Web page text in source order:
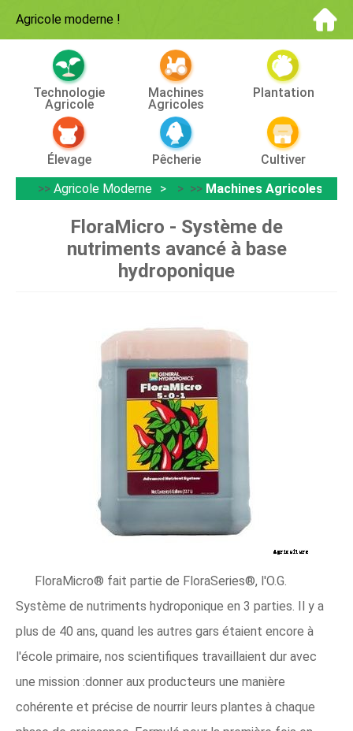
Agricole moderne !
Technologie
Agricole
Machines
Agricoles
Plantation
Élevage Pêcherie
Cultiver
>> Agricole Moderne > >> Machines Agricoles
FloraMicro - Système de
nutriments avancé à base
hydroponique
FloraMicro® fait partie de FloraSeries®, l'O.G.
Système de nutriments hydroponique en 3 parties. Il y a
plus de 40 ans, quand les autres gars étaient encore à
l'école primaire, nos scientifiques travaillaient dur avec
une mission :donner aux producteurs une manière
cohérente et précise de nourrir leurs plantes à chaque